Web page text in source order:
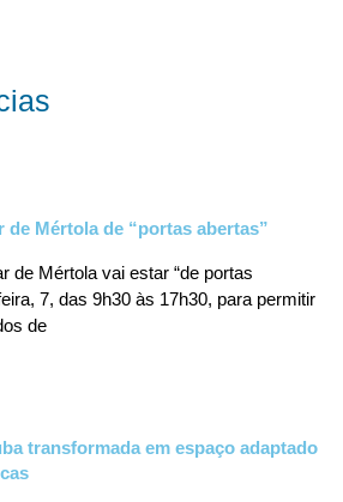
de Mértola de “portas abertas”
de Mértola vai estar “de portas
7, das 9h30 às 17h30, para permitir
de
transformada em espaço adaptado